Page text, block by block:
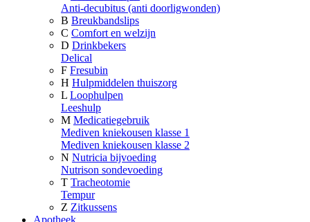
Anti-decubitus (anti doorligwonden)
B Breukbandslips
C Comfort en welzijn
D Drinkbekers
Delical
F Fresubin
H Hulpmiddelen thuiszorg
L Loophulpen
Leeshulp
M Medicatiegebruik
Mediven kniekousen klasse 1
Mediven kniekousen klasse 2
N Nutricia bijvoeding
Nutrison sondevoeding
T Tracheotomie
Tempur
Z Zitkussens